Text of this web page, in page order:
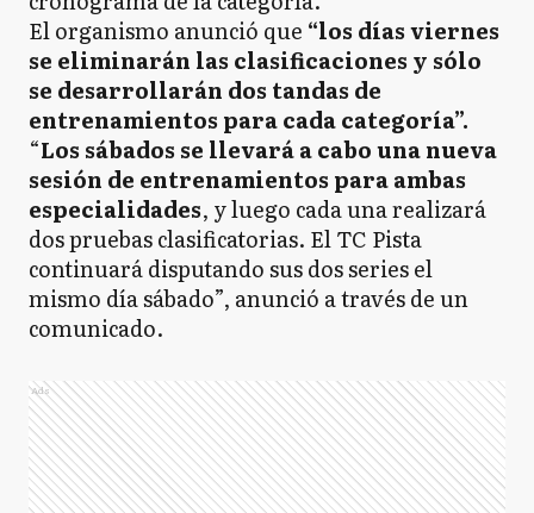
El organismo anunció que “los días viernes
se eliminarán las clasificaciones y sólo
se desarrollarán dos tandas de
entrenamientos para cada categoría”.
“Los sábados se llevará a cabo una nueva
sesión de entrenamientos para ambas
especialidades, y luego cada una realizará
dos pruebas clasificatorias. El TC Pista
continuará disputando sus dos series el
mismo día sábado”, anunció a través de un
comunicado.
Ads